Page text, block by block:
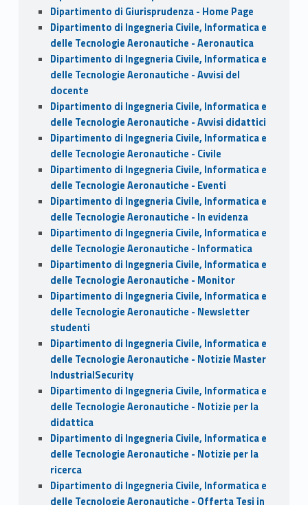
Dipartimento di Giurisprudenza - Home Page
Dipartimento di Ingegneria Civile, Informatica e
delle Tecnologie Aeronautiche - Aeronautica
Dipartimento di Ingegneria Civile, Informatica e
delle Tecnologie Aeronautiche - Avvisi del
docente
Dipartimento di Ingegneria Civile, Informatica e
delle Tecnologie Aeronautiche - Avvisi didattici
Dipartimento di Ingegneria Civile, Informatica e
delle Tecnologie Aeronautiche - Civile
Dipartimento di Ingegneria Civile, Informatica e
delle Tecnologie Aeronautiche - Eventi
Dipartimento di Ingegneria Civile, Informatica e
delle Tecnologie Aeronautiche - In evidenza
Dipartimento di Ingegneria Civile, Informatica e
delle Tecnologie Aeronautiche - Informatica
Dipartimento di Ingegneria Civile, Informatica e
delle Tecnologie Aeronautiche - Monitor
Dipartimento di Ingegneria Civile, Informatica e
delle Tecnologie Aeronautiche - Newsletter
studenti
Dipartimento di Ingegneria Civile, Informatica e
delle Tecnologie Aeronautiche - Notizie Master
IndustrialSecurity
Dipartimento di Ingegneria Civile, Informatica e
delle Tecnologie Aeronautiche - Notizie per la
didattica
Dipartimento di Ingegneria Civile, Informatica e
delle Tecnologie Aeronautiche - Notizie per la
ricerca
Dipartimento di Ingegneria Civile, Informatica e
delle Tecnologie Aeronautiche - Offerta Tesi in